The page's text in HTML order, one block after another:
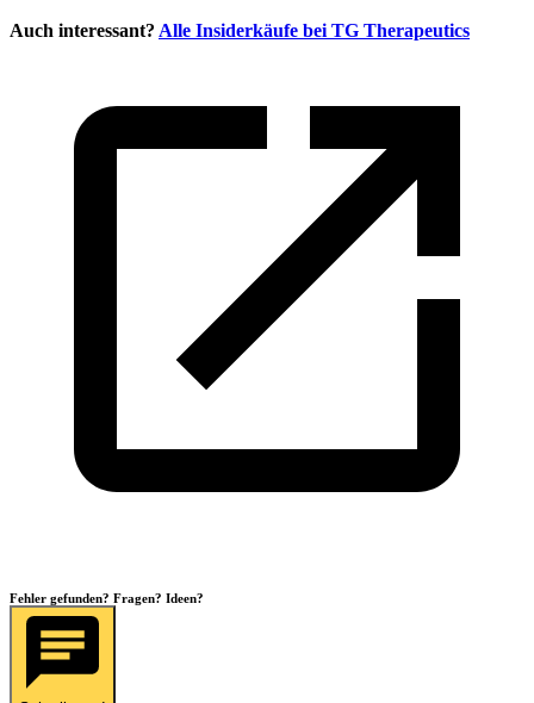
Auch interessant? Alle Insiderkäufe bei TG Therapeutics
Fehler gefunden? Fragen? Ideen?